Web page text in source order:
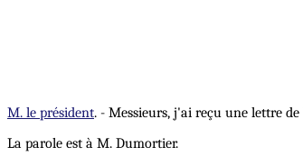
M. le président. - Messieurs, j'ai reçu une lettre
La parole est à M. Dumortier.